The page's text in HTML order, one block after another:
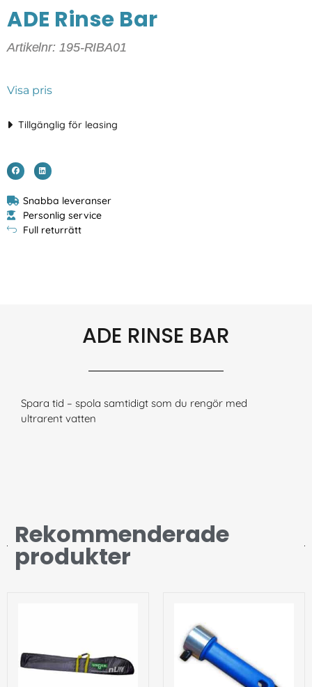
ADE Rinse Bar
Artikelnr: 195-RIBA01
Visa pris
Tillgänglig för leasing
Snabba leveranser
Personlig service
Full returrätt
ADE RINSE BAR
Spara tid – spola samtidigt som du rengör med
ultrarent vatten
Rekommenderade
produkter